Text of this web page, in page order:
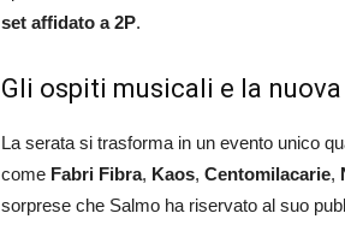
set affidato a 2P.
Gli ospiti musicali e la
La serata si trasforma in un evento unico
come Fabri Fibra, Kaos, Centomilacarie,
sorprese che Salmo ha riservato al suo